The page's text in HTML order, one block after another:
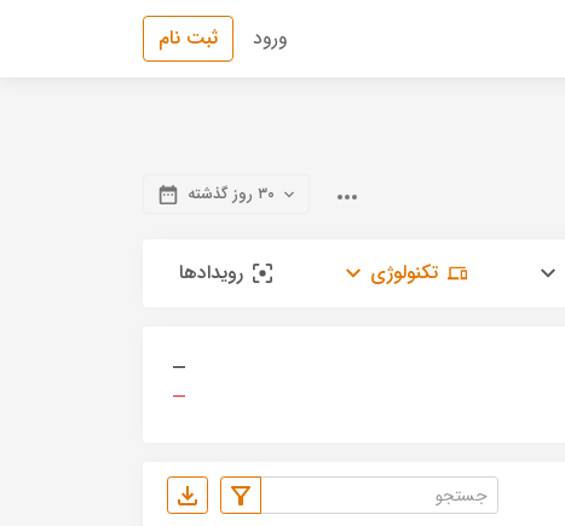
ورود ثبت نام
۳۰ روز گذشته
تکنولوژی رویدادها
—
—